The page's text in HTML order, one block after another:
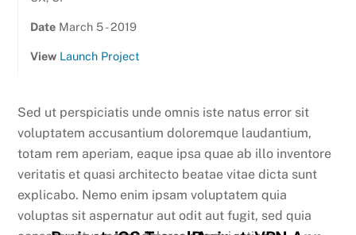
DateMarch 5 - 2019
View Launch Project
Sed ut perspiciatis unde omnis iste natus error sit
voluptatem accusantium doloremque laudantium,
totam rem aperiam, eaque ipsa quae ab illo inventore
veritatis et quasi architecto beatae vitae dicta sunt
explicabo. Nemo enim ipsam voluptatem quia
voluptas sit aspernatur aut odit aut fugit, sed quia